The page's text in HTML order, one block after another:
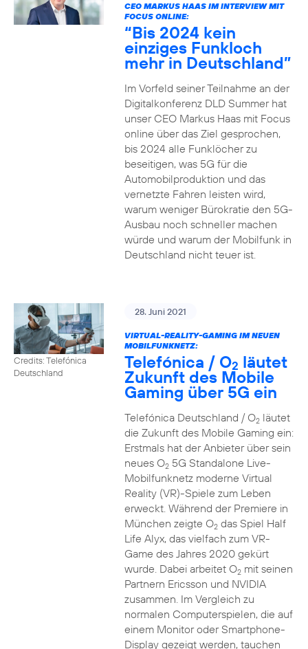
CEO MARKUS HAAS IM INTERVIEW MIT
FOCUS ONLINE:
“Bis 2024 kein
einziges Funkloch
mehr in Deutschland”
Im Vorfeld seiner Teilnahme an der
Digitalkonferenz DLD Summer hat
unser CEO Markus Haas mit Focus
online über das Ziel gesprochen,
bis 2024 alle Funklöcher zu
beseitigen, was 5G für die
Automobilproduktion und das
vernetzte Fahren leisten wird,
warum weniger Bürokratie den 5G-
Ausbau noch schneller machen
würde und warum der Mobilfunk in
Deutschland nicht teuer ist.
Credits: Telefónica
Deutschland
28. Juni 2021
VIRTUAL-REALITY-GAMING IM NEUEN
MOBILFUNKNETZ:
Telefónica / O2 läutet
Zukunft des Mobile
Gaming über 5G ein
Telefónica Deutschland / O2läutet
die Zukunft des Mobile Gaming ein:
Erstmals hat der Anbieter über sein
neues O25G Standalone Live-
Mobilfunknetz moderne Virtual
Reality (VR)-Spiele zum Leben
erweckt. Während der Premiere in
München zeigte O2das Spiel Half
Life Alyx, das vielfach zum VR-
Game des Jahres 2020 gekürt
wurde. Dabei arbeitet O2mit seinen
Partnern Ericsson und NVIDIA
zusammen. Im Vergleich zu
normalen Computerspielen, die auf
einem Monitor oder Smartphone-
Display gezeigt werden, tauchen